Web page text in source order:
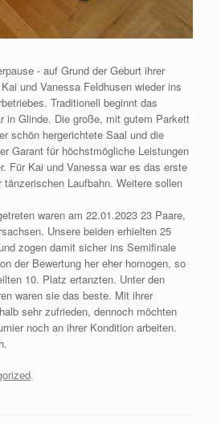
- auf Grund der Geburt ihrer
und Vanessa Feldhusen wieder ins
Traditionell beginnt das
in Glinde. Die große, mit gutem Parkett
schön hergerichtete Saal und die
Garant für höchstmögliche Leistungen
Für Kai und Vanessa war es das erste
tänzerischen Laufbahn. Weitere sollen
waren am 22.01.2023 23 Paare,
Unsere beiden erhielten 25
zogen damit sicher ins Semifinale
der Bewertung her eher homogen, so
10. Platz ertanzten. Unter den
waren sie das beste. Mit ihrer
sehr zufrieden, dennoch möchten
noch an ihrer Kondition arbeiten.
.